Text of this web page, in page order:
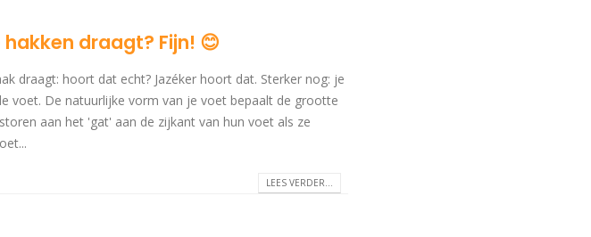
draagt? Fijn! 😊
draagt: hoort dat echt? Jazéker hoort dat. Sterker nog: je
voet. De natuurlijke vorm van je voet bepaalt de grootte
aan het 'gat' aan de zijkant van hun voet als ze
LEES VERDER...